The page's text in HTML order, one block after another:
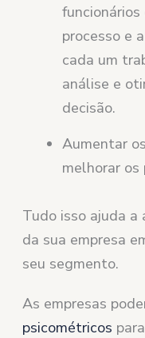
processo e
cada um
análise e
decisão.
Aumentar
melhorar os
Tudo isso ajuda
da sua empresa
seu segmento.
As empresas
psicométricos para